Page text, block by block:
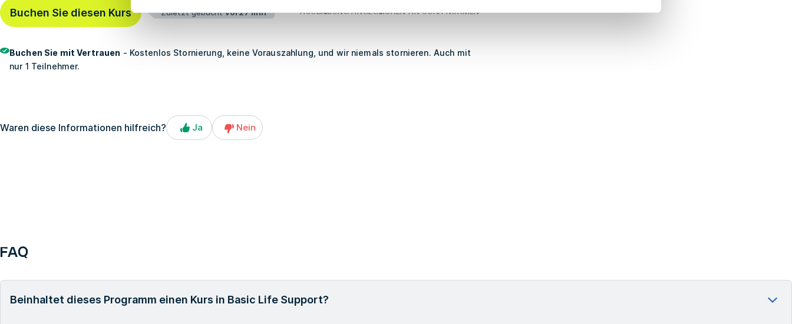
Buchen Sie diesen Kurs Zuletzt gebuchtvor27 min AUSBILDUNG ANGEGLICHEN AN OSHA NORMEN
Buchen Sie mit Vertrauen - Kostenlos Stornierung, keine Vorauszahlung, und wir niemals stornieren. Auch mit
nur 1 Teilnehmer.
Waren diese Informationen hilfreich? Ja Nein
FAQ
Beinhaltet dieses Programm einen Kurs in Basic Life Support?